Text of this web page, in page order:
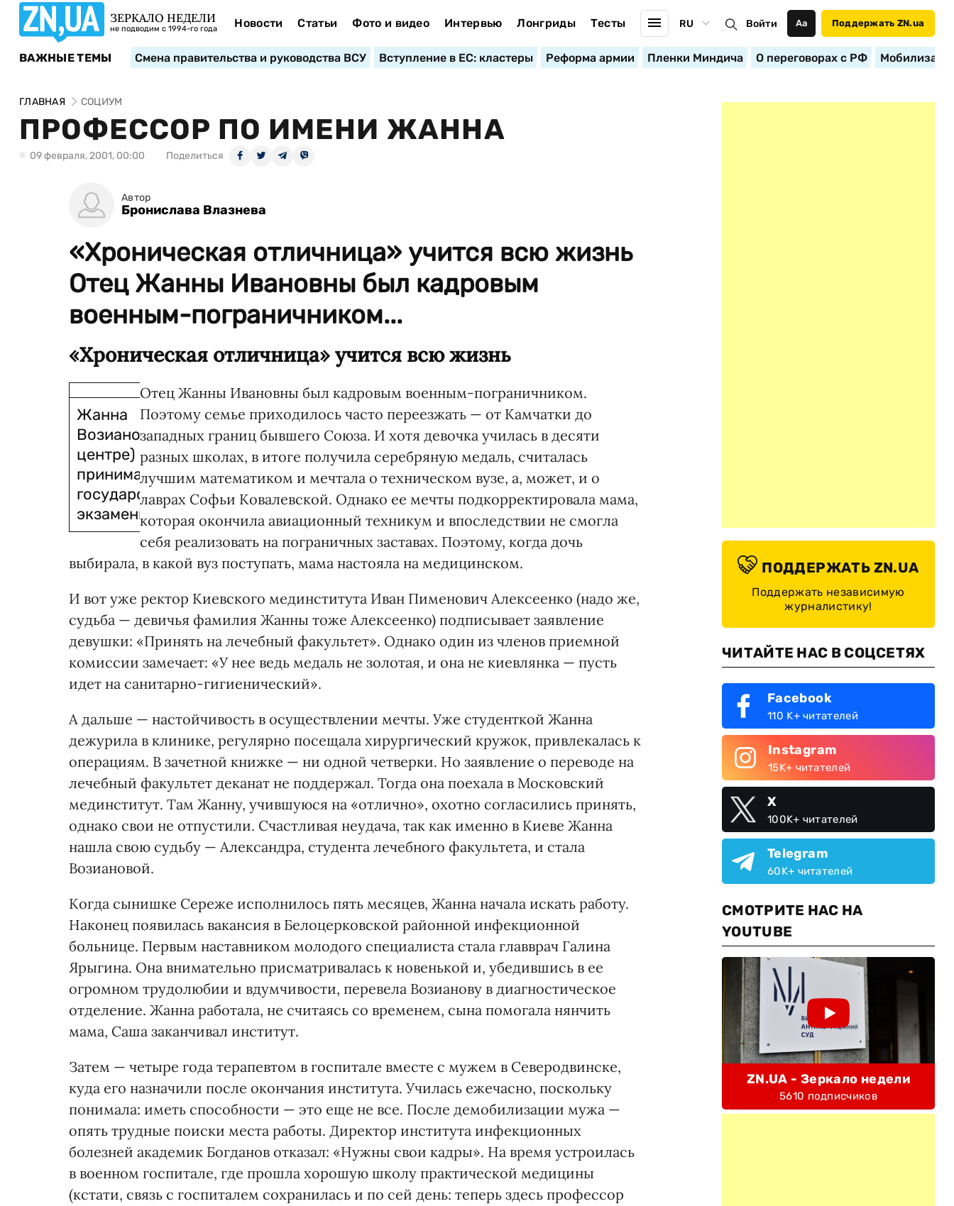
ЗЕРКАЛО НЕДЕЛИ
не подводим с 1994-го года Новости Статьи Фото и видео Интервью Лонгриды Тесты RU Войти Аа Поддержать ZN.ua
ВАЖНЫЕ ТЕМЫ Смена правительства и руководства ВСУ Вступление в ЕС: кластеры Реформа армии Пленки Миндича О переговорах с РФ
ГЛАВНАЯ СОЦИУМ
ПРОФЕССОР ПО ИМЕНИ ЖАННА
09 февраля, 2001, 00:00 Поделиться
Автор
Бронислава Влазнева
«Хроническая отличница» учится всю жизнь
Отец Жанны Ивановны был кадровым
военным-пограничником...
«Хроническая отличница» учится всю жизнь
Жанна
Возианова (в
центре)
принимает
государственные
экзамены
Отец Жанны Ивановны был кадровым военным-пограничником.
Поэтому семье приходилось часто переезжать — от Камчатки до
западных границ бывшего Союза. И хотя девочка училась в десяти
разных школах, в итоге получила серебряную медаль, считалась
лучшим математиком и мечтала о техническом вузе, а, может, и о
лаврах Софьи Ковалевской. Однако ее мечты подкорректировала мама,
которая окончила авиационный техникум и впоследствии не смогла
себя реализовать на пограничных заставах. Поэтому, когда дочь
выбирала, в какой вуз поступать, мама настояла на медицинском.
И вот уже ректор Киевского мединститута Иван Пименович Алексеенко (надо же,
судьба — девичья фамилия Жанны тоже Алексеенко) подписывает заявление
девушки: «Принять на лечебный факультет». Однако один из членов приемной
комиссии замечает: «У нее ведь медаль не золотая, и она не киевлянка — пусть
идет на санитарно-гигиенический».
А дальше — настойчивость в осуществлении мечты. Уже студенткой Жанна
дежурила в клинике, регулярно посещала хирургический кружок, привлекалась к
операциям. В зачетной книжке — ни одной четверки. Но заявление о переводе на
лечебный факультет деканат не поддержал. Тогда она поехала в Московский
мединститут. Там Жанну, учившуюся на «отлично», охотно согласились принять,
однако свои не отпустили. Счастливая неудача, так как именно в Киеве Жанна
нашла свою судьбу — Александра, студента лечебного факультета, и стала
Возиановой.
Когда сынишке Сереже исполнилось пять месяцев, Жанна начала искать работу.
Наконец появилась вакансия в Белоцерковской районной инфекционной
больнице. Первым наставником молодого специалиста стала главврач Галина
Ярыгина. Она внимательно присматривалась к новенькой и, убедившись в ее
огромном трудолюбии и вдумчивости, перевела Возианову в диагностическое
отделение. Жанна работала, не считаясь со временем, сына помогала нянчить
мама, Саша заканчивал институт.
Затем — четыре года терапевтом в госпитале вместе с мужем в Северодвинске,
куда его назначили после окончания института. Училась ежечасно, поскольку
понимала: иметь способности — это еще не все. После демобилизации мужа —
опять трудные поиски места работы. Директор института инфекционных
болезней академик Богданов отказал: «Нужны свои кадры». На время устроилась
в военном госпитале, где прошла хорошую школу практической медицины
(кстати, связь с госпиталем сохранилась и по сей день: теперь здесь профессор
ПОДДЕРЖАТЬ ZN.UA
Поддержать независимую
журналистику!
ЧИТАЙТЕ НАС В СОЦСЕТЯХ
Facebook
110 K+ читателей
Instagram
15K+ читателей
X
100K+ читателей
Telegram
60K+ читателей
СМОТРИТЕ НАС НА
YOUTUBE
ZN.UA - Зеркало недели
5610 подписчиков